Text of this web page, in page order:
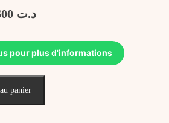
د.ت 36,900.
د.ت 32,600
est :
pour plus d'informations
panier